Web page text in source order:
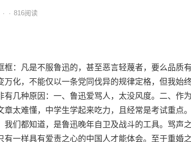
· · 816阅读
凡是不服鲁迅的，甚至恶言轻蔑者，要么品质有
万化，不能仅以一条党同伐异的规律定格，但我始
有几种原因：一、鲁迅爱骂人，太没风度。二、作
章太难懂，中学生学起来吃力，且经常是考试重点。
们都知道，是鲁迅晚年自卫及战斗的工具。骂声
有一样具有爱责之心的中国人才能体会。至于重婚